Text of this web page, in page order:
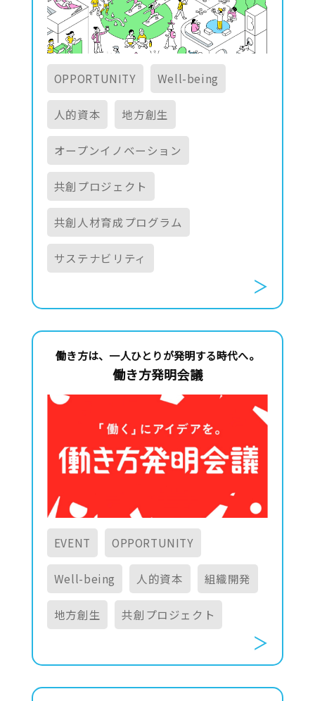
OPPORTUNITY Well-being
人的資本 地方創生
オープンイノベーション
共創プロジェクト
共創人材育成プログラム
サステナビリティ
働き方は、一人ひとりが発明する時代へ。
働き方発明会議
EVENT OPPORTUNITY
Well-being 人的資本 組織開発
地方創生 共創プロジェクト